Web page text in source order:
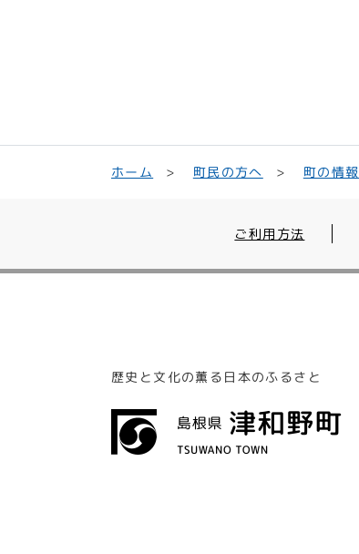
ホーム 町民の方へ 町の情報
ご利用方法
歴史と文化の薫る日本のふるさと